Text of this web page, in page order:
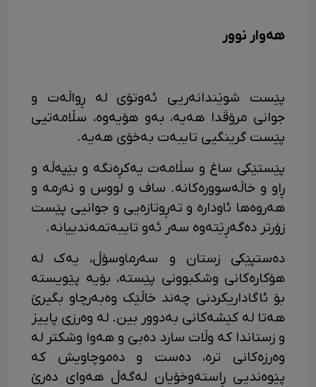
هەوار نوور
پێست شوێندانەریی ئەوتۆی لە ڕواڵەت و
جوانی مرۆڤدا هەیە، بەو هۆیەوە، سڵامەتیی
پێست گرینگیی تایبەت بەخۆی هەیە.
پێستێکی ساغ و سڵامەت یەکڕەنگە و بێپەڵە و
ڕاو و خاڵەسوورەکانە. ساف و لووس و نەرمە و
هەروەها ئاودارە و تەڕوتازەیی و جوانیی پێست
زۆرتر دەگەڕێتەوە سەر ئەو تایبەتمەندییانە.
دەستپێکی زستان و سەرماوسۆڵ، یەک لە
هۆکارەکانی وشکبوونی پێستە، بۆیە پێویستە
بۆ ئاگاداریکردنی چەند خاڵێک وەبەرچاو بگیرێ
هەتا لە کێشەکانی بەدوور بین. لە وەرزی پاییز
و زستاندا کە وڵات سارد دەبێ و هەوا وشکتر لە
وەرزەکانی ترە، دەست و دەموچاویش کە
پێوەندیی ڕاستەوخۆیان لەگەڵ هەوای دەرێ